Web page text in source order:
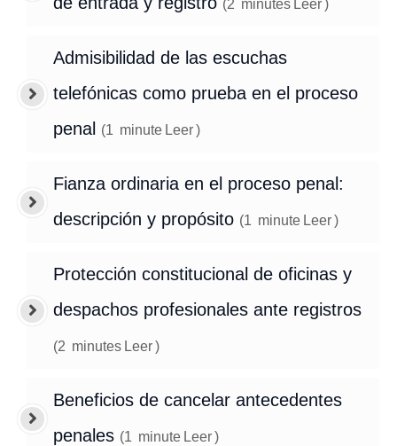
(2 minutes Leer )
Admisibilidad de las escuchas
telefónicas como prueba en el proceso
penal
(1 minute Leer)
Fianza ordinaria en el proceso penal:
descripción y propósito (1 minute Leer)
Protección constitucional de oficinas y
despachos profesionales ante registros
(2 minutes Leer)
Beneficios de cancelar antecedentes
penales (1 minute Leer)